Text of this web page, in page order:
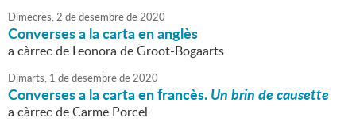
Dimecres,2 dedesembrede2020
Converses a la carta en anglès
a càrrec de Leonora de Groot-Bogaarts
Dimarts, 1 dedesembrede2020
Converses a la carta en francès.Un brin de causette
a càrrec de Carme Porcel